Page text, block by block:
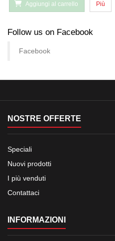
Aggiungi al carrello Più
Follow us on Facebook
Facebook
NOSTRE OFFERTE
Speciali
Nuovi prodotti
I più venduti
Contattaci
INFORMAZIONI